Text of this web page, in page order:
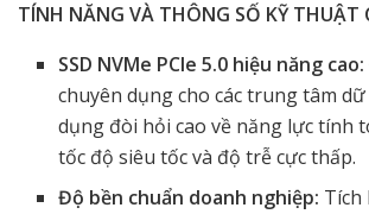
TÍNH NĂNG VÀ THÔNG SỐ KỸ THUẬT
SSD NVMe PCIe 5.0 hiệu năng cao:
chuyên dụng cho các trung tâm
dụng đòi hỏi cao về năng lực tính
tốc độ siêu tốc và độ trễ cực thấp.
Độ bền chuẩn doanh nghiệp: Tích